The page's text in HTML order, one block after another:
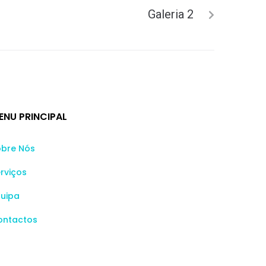
Galeria 2
PRINCIPAL
Nós